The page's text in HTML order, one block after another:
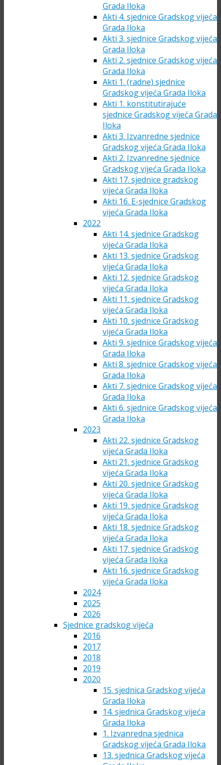
Grada Iloka
Akti 4. sjednice Gradskog vijeća
Grada Iloka
Akti 3. sjednice Gradskog vijeća
Grada Iloka
Akti 2. sjednice Gradskog vijeća
Grada Iloka
Akti 1. (radne) sjednice
Gradskog vijeća Grada Iloka
Akti 1. konstitutirajuće
sjednice Gradskog vijeća Grada
Iloka
Akti 3. Izvanredne sjednice
Gradskog vijeća Grada Iloka
Akti 2. Izvanredne sjednice
Gradskog vijeća Grada Iloka
Akti 17. sjednice gradskog
vijeća Grada Iloka
Akti 16. E-sjednice Gradskog
vijeća Grada Iloka
2022
Akti 14. sjednice Gradskog
vijeća Grada Iloka
Akti 13. sjednice Gradskog
vijeća Grada Iloka
Akti 12. sjednice Gradskog
vijeća Grada Iloka
Akti 11. sjednice Gradskog
vijeća Grada Iloka
Akti 10. sjednice Gradskog
vijeća Grada Iloka
Akti 9. sjednice Gradskog vijeća
Grada Iloka
Akti 8. sjednice Gradskog vijeća
Grada Iloka
Akti 7. sjednice Gradskog vijeća
Grada Iloka
Akti 6. sjednice Gradskog vijeća
Grada Iloka
2023
Akti 22. sjednice Gradskog
vijeća Grada Iloka
Akti 21. sjednice Gradskog
vijeća Grada Iloka
Akti 20. sjednice Gradskog
vijeća Grada Iloka
Akti 19. sjednice Gradskog
vijeća Grada Iloka
Akti 18. sjednice Gradskog
vijeća Grada Iloka
Akti 17. sjednice Gradskog
vijeća Grada Iloka
Akti 16. sjednice Gradskog
vijeća Grada Iloka
2024
2025
2026
Sjednice gradskog vijeća
2016
2017
2018
2019
2020
15. sjednica Gradskog vijeća
Grada Iloka
14. sjednica Gradskog vijeća
Grada Iloka
1. Izvanredna sjednica
Gradskog vijeća Grada Iloka
13. sjednica Gradskog vijeća